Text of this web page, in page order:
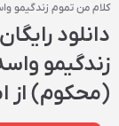
کلام من تموم زندگیمو
دانلود
زندگیمو
(محکوم) از